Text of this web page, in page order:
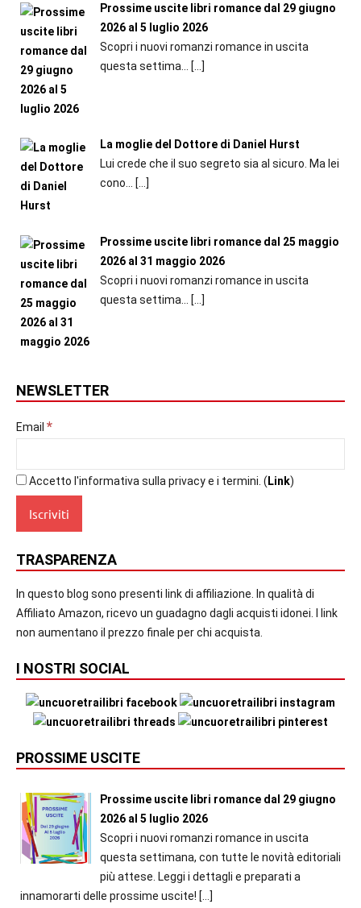
Prossime uscite libri romance dal 29 giugno
2026 al 5 luglio 2026
Scopri i nuovi romanzi romance in uscita
questa settima... […]
La moglie del Dottore di Daniel Hurst
Lui crede che il suo segreto sia al sicuro. Ma lei
cono...
[…]
Prossime uscite libri romance dal 25 maggio
2026 al 31 maggio 2026
Scopri i nuovi romanzi romance in uscita
questa settima...
[…]
NEWSLETTER
Email *
Accetto l'informativa sulla privacy e i termini. ( Link)
TRASPARENZA
In questo blog sono presenti link di affiliazione. In qualità di
Affiliato Amazon, ricevo un guadagno dagli acquisti idonei. I link
non aumentano il prezzo finale per chi acquista.
I NOSTRI SOCIAL
PROSSIME USCITE
Prossime uscite libri romance dal 29 giugno
2026 al 5 luglio 2026
Scopri i nuovi romanzi romance in uscita
questa settimana, con tutte le novità editoriali
più attese. Leggi i dettagli e preparati a
innamorarti delle prossime uscite! […]